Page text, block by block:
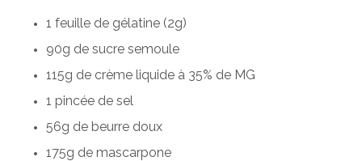
1 feuille de gélatine (2g)
90g de sucre semoule
115g de crème liquide à 35% de MG
1 pincée de sel
56g de beurre doux
175g de mascarpone